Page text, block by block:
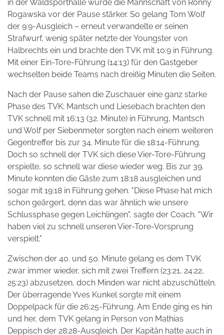
in der Waldsporthalle wurde die Mannschaft von Ronny
Rogawska vor der Pause stärker. So gelang Tom Wolf
der 9:9-Ausgleich – erneut verwandelte er seinen
Strafwurf, wenig später netzte der Youngster von
Halbrechts ein und brachte den TVK mit 10:9 in Führung.
Mit einer Ein-Tore-Führung (14:13) für den Gastgeber
wechselten beide Teams nach dreißig Minuten die Seiten.
Nach der Pause sahen die Zuschauer eine ganz starke
Phase des TVK: Mantsch und Liesebach brachten den
TVK schnell mit 16:13 (32. Minute) in Führung, Mantsch
und Wolf per Siebenmeter sorgten nach einem weiteren
Gegentreffer bis zur 34. Minute für die 18:14-Führung.
Doch so schnell der TVK sich diese Vier-Tore-Führung
erspielte, so schnell war diese wieder weg. Bis zur 39.
Minute konnten die Gäste zum 18:18 ausgleichen und
sogar mit 19:18 in Führung gehen. "Diese Phase hat mich
schon geärgert, denn das war ähnlich wie unsere
Schlussphase gegen Leichlingen", sagte der Coach. "Wir
haben viel zu schnell unseren Vier-Tore-Vorsprung
verspielt."
Zwischen der 40. und 50. Minute gelang es dem TVK
zwar immer wieder, sich mit zwei Treffern (23:21, 24:22,
25:23) abzusetzen, doch Minden war nicht abzuschütteln.
Der überragende Yves Kunkel sorgte mit einem
Doppelpack für die 26:25-Führung. Am Ende ging es hin
und her, dem TVK gelang in Person von Mathias
Deppisch der 28:28-Ausgleich. Der Kapitän hatte auch in